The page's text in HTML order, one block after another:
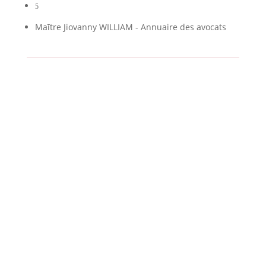
5
Maītre Jiovanny WILLIAM - Annuaire des avocats